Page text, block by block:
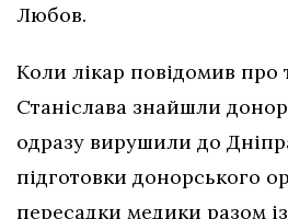
Любов.
Коли лікар повідомив про
Станіслава знайшли
одразу вирушили до
підготовки донорського
пересадки медики разом